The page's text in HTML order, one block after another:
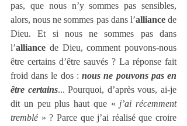
pas, que nous n’y sommes pas sensibles,
alors, nous ne sommes pas dans l’alliance de
Dieu. Et si nous ne sommes pas dans
l’alliance de Dieu, comment pouvons-nous
être certains d’être sauvés ? La réponse fait
froid dans le dos : nous ne pouvons pas en
être certains... Pourquoi, d’après vous, ai-je
dit un peu plus haut que « j’ai récemment
tremblé » ? Parce que j’ai réalisé que croire